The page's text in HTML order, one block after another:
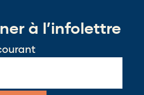
window)
à l’infolettre